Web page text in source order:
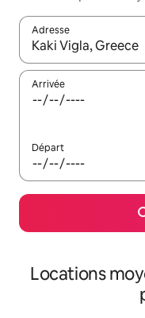
Adresse
Lorsque les résultats
Arrivée
Départ
Locations